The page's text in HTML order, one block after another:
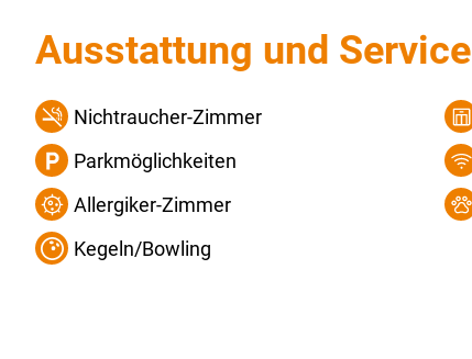
Ausstattung und Service
Nichtraucher-Zimmer
Parkmöglichkeiten
Allergiker-Zimmer
Kegeln/Bowling